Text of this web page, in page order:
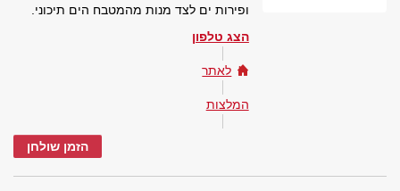
ופירות ים לצד מנות מהמטבח הים תיכוני.
הצג טלפון
לאתר
המלצות
הזמן שולחן